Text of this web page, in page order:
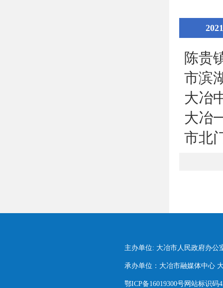
陈贵
市滨
大冶
大冶
市北
主办单位: 大冶市人民政府办公
承办单位：大冶市融媒体中心
鄂ICP备16019300号网站标识码